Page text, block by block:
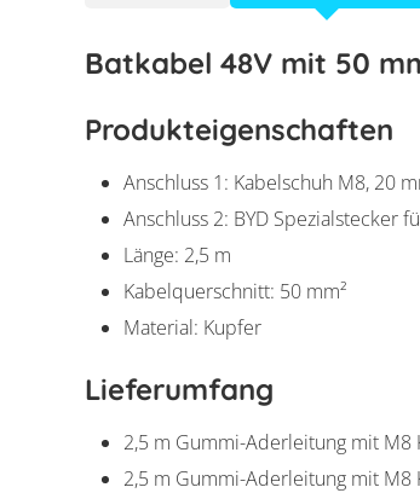
Batkabel 48V mit 50
Produkteigenschaften
Anschluss 1: Kabelschuh M8, 20
Anschluss 2: BYD Spezialstecker
Länge: 2,5 m
Kabelquerschnitt: 50 mm²
Material: Kupfer
Lieferumfang
2,5 m Gummi-Aderleitung mit M8
2,5 m Gummi-Aderleitung mit M8